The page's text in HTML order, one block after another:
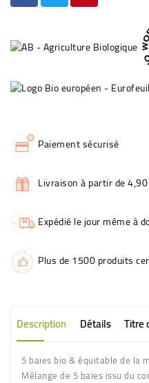
Paiement sécurisé
Livraison à partir de
Expédié le jour même à
Plus de 1500 produits
Description Détails Titre
5 baies bio & équitable de la
Mélange de 5 baies issu du